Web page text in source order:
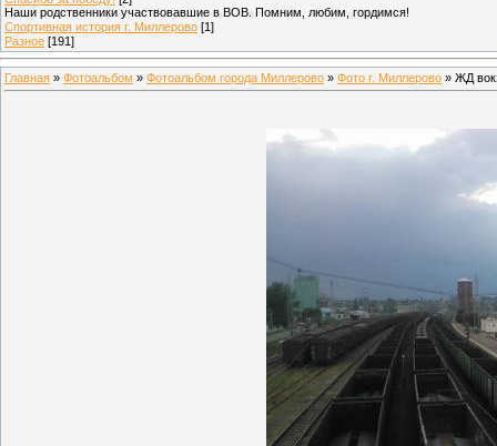
Наши родственники участвовавшие в ВОВ. Помним, любим, гордимся!
Спортивная история г. Миллерово [1]
Разное [191]
Главная » Фотоальбом » Фотоальбом города Миллерово » Фото г. Миллерово » ЖД